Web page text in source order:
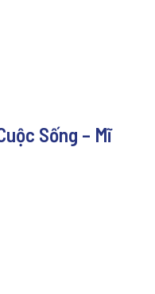
Sống – Mĩ